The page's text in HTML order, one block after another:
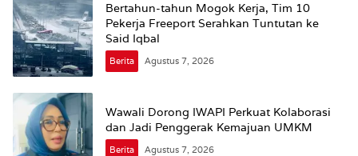
Bertahun-tahun Mogok Kerja, Tim 10
Pekerja Freeport Serahkan Tuntutan ke
Said Iqbal
Berita Agustus 7, 2026
Wawali Dorong IWAPI Perkuat Kolaborasi
dan Jadi Penggerak Kemajuan UMKM
Berita Agustus 7, 2026